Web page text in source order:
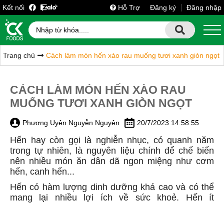
Kết nối Hỗ Trợ Đăng ký Đăng nhập
Trang chủ Cách làm món hến xào rau muống tươi xanh giòn ngọt
CÁCH LÀM MÓN HẾN XÀO RAU
MUỐNG TƯƠI XANH GIÒN NGỌT
Phương Uyên Nguyễn Nguyên 20/7/2023 14:58:55
Hến hay còn gọi là nghiễn nhục, có quanh năm
trong tự nhiên, là nguyên liệu chính để chế biến
nên nhiều món ăn dân dã ngon miệng như cơm
hến, canh hến...
Hếncó hàm lượng dinh dưỡng khá cao và có thể
mang lại nhiều lợi ích về sức khoẻ. Hến ít